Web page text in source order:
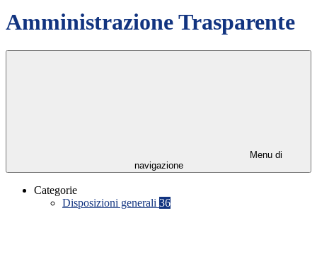
Amministrazione Trasparente
Menu di
navigazione
Categorie
Disposizioni generali 36